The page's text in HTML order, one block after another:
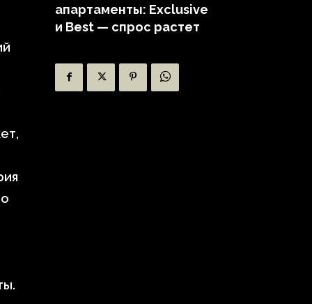
апартаменты: Exclusive
и Best — спрос растет